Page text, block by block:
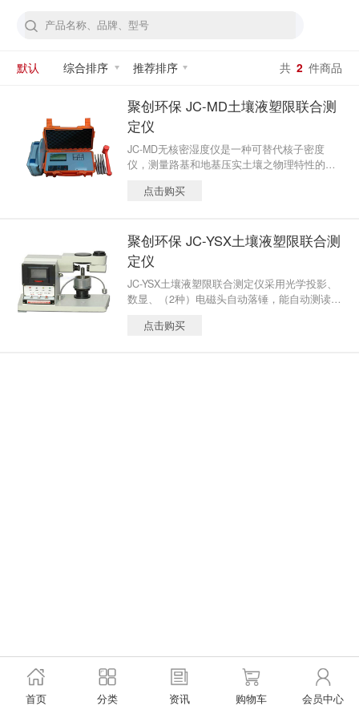
默认 综合排序 推荐排序 共 2 件商品
聚创环保 JC-MD土壤液塑限联合测
定仪
JC-MD无核密湿度仪是一种可替代核子密度
仪，测量路基和地基压实土壤之物理特性的无
器，可以在世界各地任何地方使用，而不会带
点击购买
聚创环保 JC-YSX土壤液塑限联合测
定仪
JC-YSX土壤液塑限联合测定仪采用光学投影、
数显、（2种）电磁头自动落锤，能自动测读0~
限,是土木工程、交通建设必备的土工仪器。
点击购买
首页 分类 资讯 购物车 会员中心